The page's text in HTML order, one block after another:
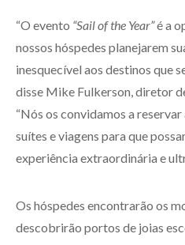
“O evento “Sail of the Year”é a
nossos hóspedes planejarem
inesquecível aos destinos que
disse Mike Fulkerson, diretor
“Nós os convidamos a
suítes e viagens para que
experiência extraordinária e
Os hóspedes encontrarão os
descobrirão portos de joias